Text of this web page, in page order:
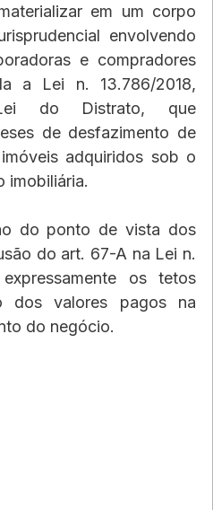
em um corpo
envolvendo
e compradores
a Lei n. 13.786/2018,
do Distrato, que
de desfazimento de
adquiridos sob o
imobiliária.
do ponto de vista dos
do art. 67-A na Lei n.
os tetos
dos valores pagos na
do negócio.